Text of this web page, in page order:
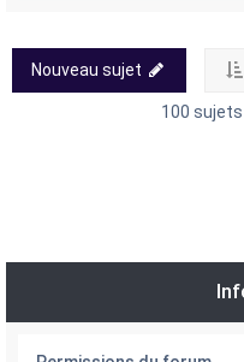
Nouveau sujet
100 sujets